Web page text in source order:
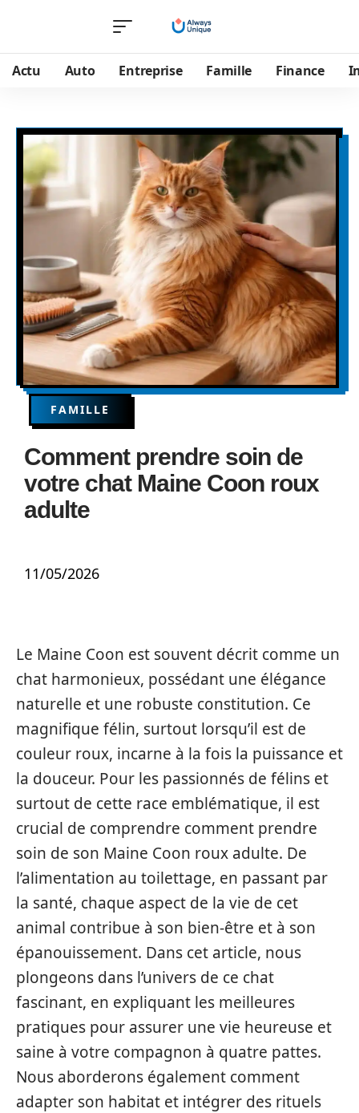
Actu Auto Entreprise Famille Finance
FAMILLE
Comment prendre soin de
votre chat Maine Coon roux
adulte
11/05/2026
Le Maine Coon est souvent décrit comme un
chat harmonieux, possédant une élégance
naturelle et une robuste constitution. Ce
magnifique félin, surtout lorsqu’il est de
couleur roux, incarne à la fois la puissance et
la douceur. Pour les passionnés de félins et
surtout de cette race emblématique, il est
crucial de comprendre comment prendre
soin de son Maine Coon roux adulte. De
l’alimentation au toilettage, en passant par
la santé, chaque aspect de la vie de cet
animal contribue à son bien-être et à son
épanouissement. Dans cet article, nous
plongeons dans l’univers de ce chat
fascinant, en expliquant les meilleures
pratiques pour assurer une vie heureuse et
saine à votre compagnon à quatre pattes.
Nous aborderons également comment
adapter son habitat et intégrer des rituels